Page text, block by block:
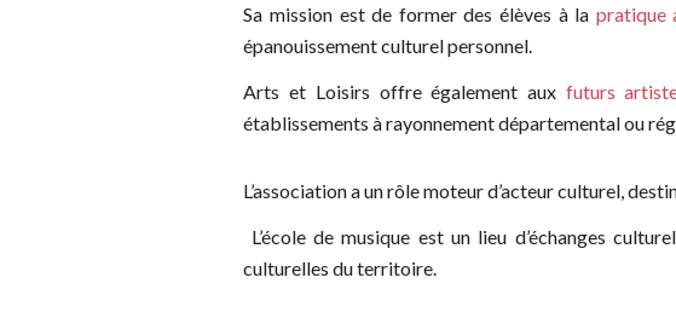
Sa mission est de former des élèves à la pratique
épanouissement culturel personnel.
Arts et Loisirs offre également aux futurs
établissements à rayonnement départemental ou
L’association a un rôle moteur d’acteur culturel,
L’école de musique est un lieu d’échanges
culturelles du territoire.